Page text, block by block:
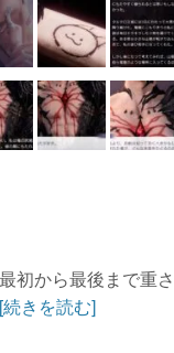
初から最後まで重
[続きを読む]